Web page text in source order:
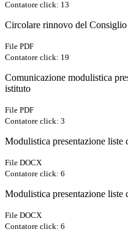
Contatore click: 13
Circolare rinnovo del
File PDF
Contatore click: 19
Comunicazione modulistica
istituto
File PDF
Contatore click: 3
Modulistica presentazione liste
File DOCX
Contatore click: 6
Modulistica presentazione liste
File DOCX
Contatore click: 6